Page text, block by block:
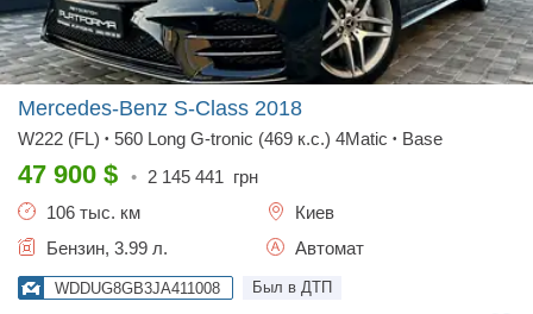
Mercedes-Benz S-Class 2018
W222 (FL) • 560 Long G-tronic (469 к.с.) 4Matic • Base
47 900 $ • 2 145 441 грн
106 тыс. км
Киев
Бензин, 3.99 л.
Автомат
WDDUG8GB3JA411008 Был в ДТП